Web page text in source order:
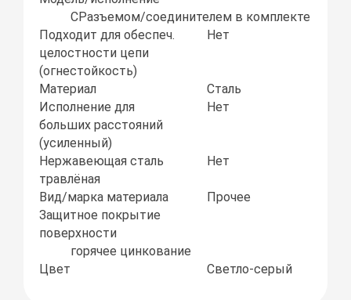
СРазъемом/соединителем в комплекте
Подходит для обеспеч.
целостности цепи
(огнестойкость)
Нет
Материал
Сталь
Исполнение для
больших расстояний
(усиленный)
Нет
Нержавеющая сталь
травлёная
Нет
Вид/марка материала
Прочее
Защитное покрытие
поверхности
горячее цинкование
Цвет
Светло-серый